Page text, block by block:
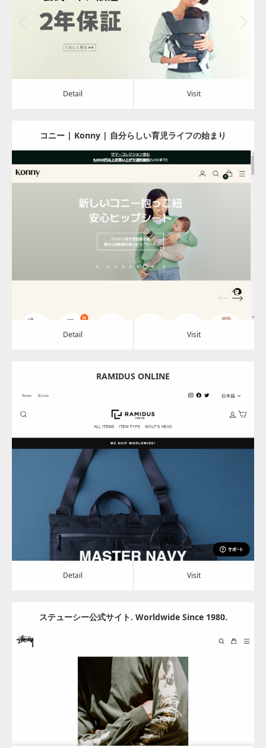
Detail Visit
Detail Visit
コニー | Konny | 自分らしい育児ライフの始まり
Update:2024.08.01
Category: アパレル・バッグ
Detail Visit
RAMIDUS ONLINE
Update:2024.07.05
Category:
アパレル・バッグ
Detail Visit
Detail Visit
ステューシー公式サイト. Worldwide Since 1980.
Update:2024.06.28
Category:アパレル・バッグ
Visit